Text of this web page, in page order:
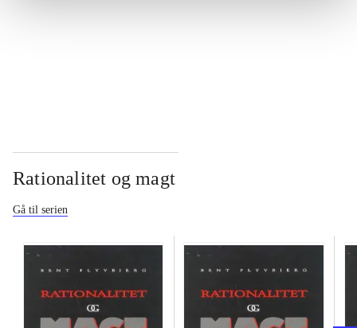
Rationalitet og magt
Gå til serien